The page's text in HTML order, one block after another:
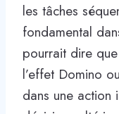
les tâches
fondamental
pourrait dire
l’effet Domino
dans une action